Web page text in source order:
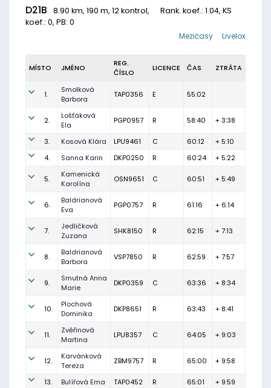
D21B 8.90 km, 190 m, 12 kontrol, Rank. koef.: 1.04, KS
koef.: 0, PB: 0
Livelox
Mezičasy
MÍSTO JMÉNO
REG.
ČÍSLO
LICENCE ČAS ZTRÁTA
1.
Smolková
Barbora
TAP0356 E 55:02
2.
Lošťáková
Ela
PGP0957 R 58:40 + 3:38
3. Kosová Klára LPU9461 C 60:12
+ 5:10
4.
Sanna Karin DKP0250 R 60:24 + 5:22
5.
Kamenická
Karolína
OSN9651 C 60:51 + 5:49
6.
Baldrianová
Eva
PGP0757 R 61:16 + 6:14
7.
Jedličková
Zuzana
SHK8150 R 62:15 + 7:13
8.
Baldrianová
Barbora
VSP7850 R 62:59 + 7:57
9.
Smutná Anna
Marie
DKP0359 C 63:36 + 8:34
10.
Plochová
Dominika
DKP8651 R 63:43 + 8:41
11.
Zvěřinová
Martina
LPU8357 C 64:05 + 9:03
12.
Karvánková
Tereza
ZBM9757 R 65:00 + 9:58
13. Bulířová Ema TAP0452 R 65:01 + 9:59